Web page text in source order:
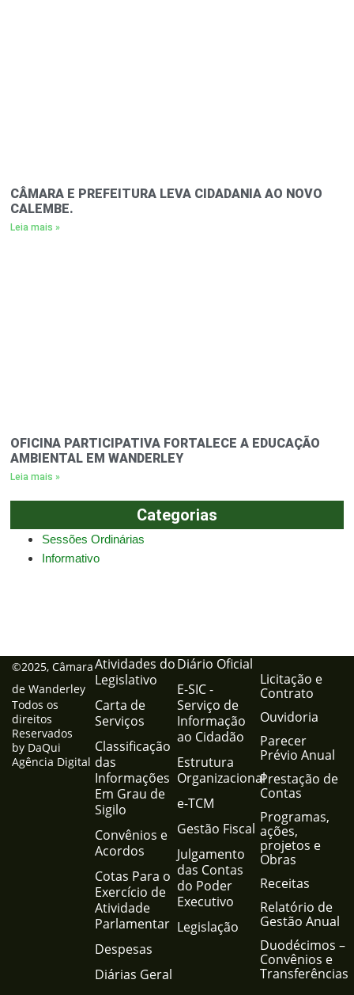
Categorias
Sessões Ordinárias
Informativo
CÂMARA E PREFEITURA LEVA CIDADANIA AO NOVO
CALEMBE.
Leia mais »
OFICINA PARTICIPATIVA FORTALECE A EDUCAÇÃO
AMBIENTAL EM WANDERLEY
Leia mais »
©2025, Câmara
de Wanderley
Todos os
direitos
Reservados
by DaQui
Agência Digital
Atividades do
Legislativo
Carta de
Serviços
Classificação
das
Informações
Em Grau de
Sigilo
Convênios e
Acordos
Cotas Para o
Exercício de
Atividade
Parlamentar
Despesas
Diárias Geral
Diário Oficial
E-SIC -
Serviço de
Informação
ao Cidadão
Estrutura
Organizacional
e-TCM
Gestão Fiscal
Julgamento
das Contas
do Poder
Executivo
Legislação
Licitação e
Contrato
Ouvidoria
Parecer
Prévio Anual
Prestação de
Contas
Programas,
ações,
projetos e
Obras
Receitas
Relatório de
Gestão Anual
Duodécimos –
Convênios e
Transferências